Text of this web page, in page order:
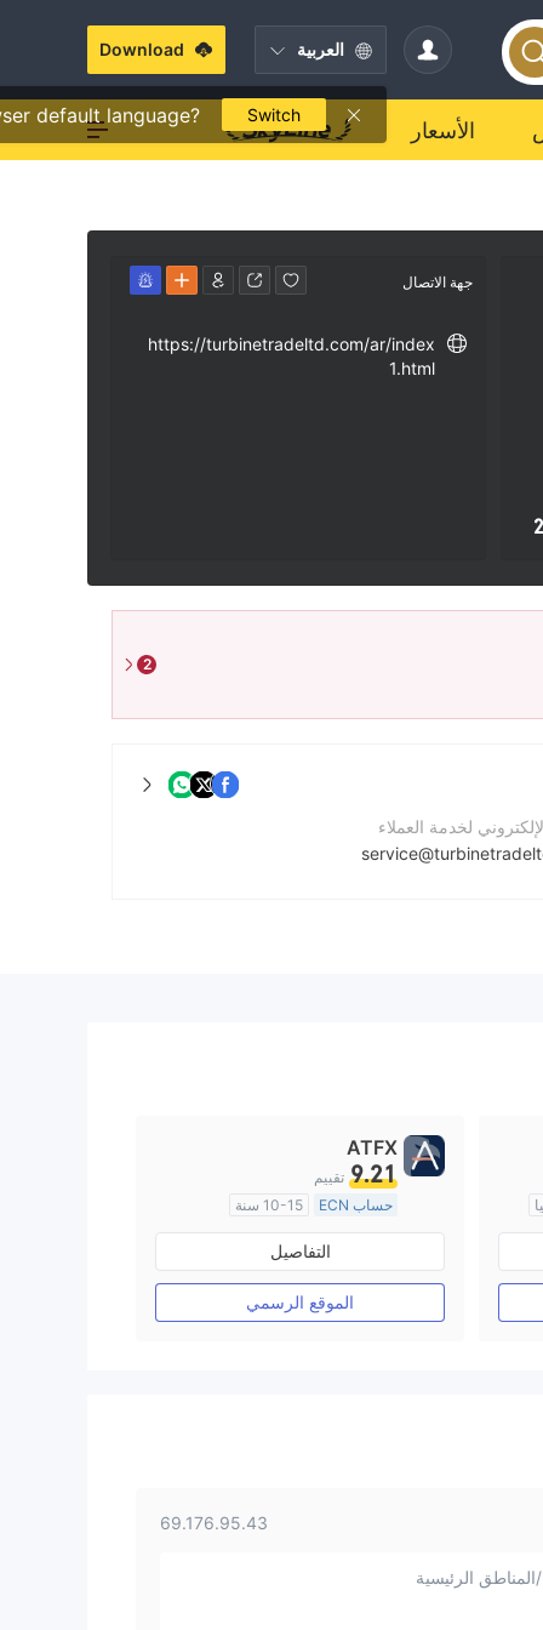
العربية
default language? Switch
Download
الأسعار
جهة الاتصال
https://turbinetradeltd.com/ar/index
1.html
2
لخدمة العملاء
ATFX
9.21 تقييم
حساب ECN
10-15 سنة
منظمة في أستراليا
صناعة السوق (MM)
رخصة كاملة ميتاتريدر ٤
التفاصيل
الموقع الرسمي
69.176.95.43
المناطق الرئيسية